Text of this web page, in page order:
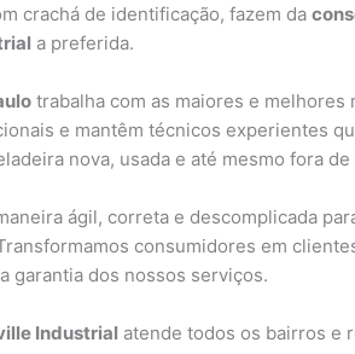
crachá de identificação, fazem da
a preferida.
trabalha com as maiores e melhores
e mantêm técnicos experientes
nova, usada e até mesmo fora de
ágil, correta e descomplicada
consumidores em
garantia dos nossos serviços.
Industrial atende todos os bairros e